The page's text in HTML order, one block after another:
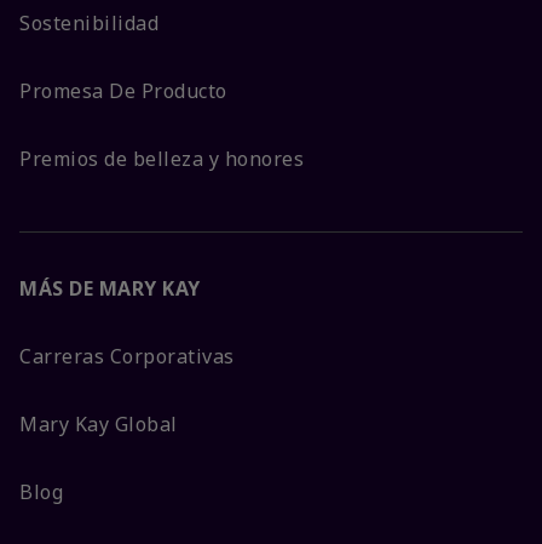
Sostenibilidad
Promesa De Producto
Premios de belleza y honores
MÁS DE MARY KAY
Carreras Corporativas
Mary Kay Global
Blog